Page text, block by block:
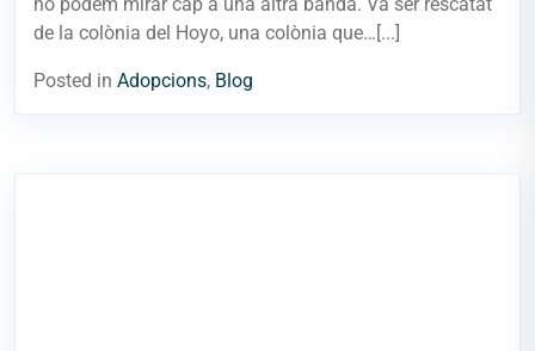
de la colònia del Hoyo, una colònia que…[...]
Posted in Adopcions, Blog